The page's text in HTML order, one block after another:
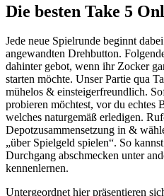
Die besten Take 5
Jede neue Spielrunde beginnt
angewandten Drehbutton.
dahinter gebot, wenn ihr Zocker
starten möchte. Unser Partie qua
mühelos & einsteigerfreundlich.
probieren möchtest, vor du echtes
welches naturgemäß erledigen.
Depotzusammensetzung in &
„über Spielgeld spielen“. So
Durchgang abschmecken unter
kennenlernen.
Untergeordnet hier präsentieren